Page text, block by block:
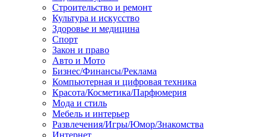
Строительство и ремонт
Культура и искусство
Здоровье и медицина
Спорт
Закон и право
Авто и Мото
Бизнес/Финансы/Реклама
Компьютерная и цифровая техника
Красота/Косметика/Парфюмерия
Мода и стиль
Мебель и интерьер
Развлечения/Игры/Юмор/Знакомства
Интернет